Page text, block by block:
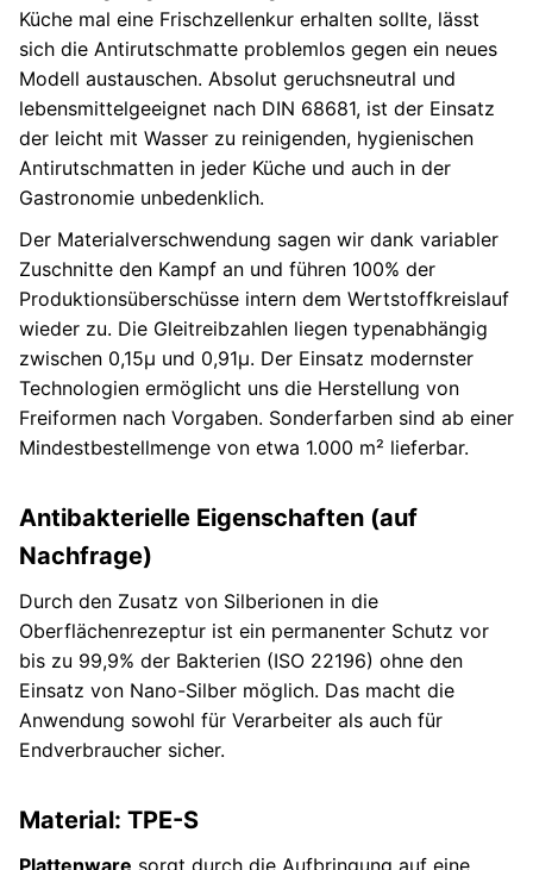
Küche mal eine Frischzellenkur erhalten sollte, lässt
sich die Antirutschmatte problemlos gegen ein neues
Modell austauschen. Absolut geruchsneutral und
lebensmittelgeeignet nach DIN 68681, ist der Einsatz
der leicht mit Wasser zu reinigenden, hygienischen
Antirutschmatten in jeder Küche und auch in der
Gastronomie unbedenklich.
Der Materialverschwendung sagen wir dank variabler
Zuschnitte den Kampf an und führen 100% der
Produktionsüberschüsse intern dem Wertstoffkreislauf
wieder zu. Die Gleitreibzahlen liegen typenabhängig
zwischen 0,15μ und 0,91μ. Der Einsatz modernster
Technologien ermöglicht uns die Herstellung von
Freiformen nach Vorgaben. Sonderfarben sind ab einer
Mindestbestellmenge von etwa 1.000 m² lieferbar.
Antibakterielle Eigenschaften (auf
Nachfrage)
Durch den Zusatz von Silberionen in die
Oberflächenrezeptur ist ein permanenter Schutz vor
bis zu 99,9% der Bakterien (ISO 22196) ohne den
Einsatz von Nano-Silber möglich. Das macht die
Anwendung sowohl für Verarbeiter als auch für
Endverbraucher sicher.
Material: TPE-S